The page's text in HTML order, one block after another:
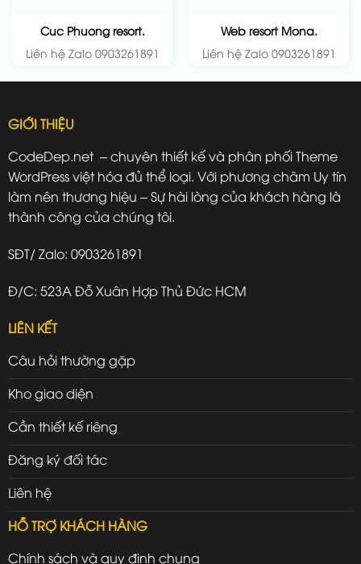
Cuc Phuong resort.
Liên hệ Zalo 0903261891
Web resort Mona.
Liên hệ Zalo 0903261891
GIỚI THIỆU
CodeDep.net – chuyên thiết kế và phân phối Theme
WordPress việt hóa đủ thể loại. Với phương châm Uy tín
làm nên thương hiệu – Sự hài lòng của khách hàng là
thành công của chúng tôi.
SĐT/ Zalo: 0903261891
Đ/C: 523A Đỗ Xuân Hợp Thủ Đức HCM
LIÊN KẾT
Câu hỏi thường gặp
Kho giao diện
Cần thiết kế riêng
Đăng ký đối tác
Liên hệ
HỖ TRỢ KHÁCH HÀNG
Chính sách và quy định chung